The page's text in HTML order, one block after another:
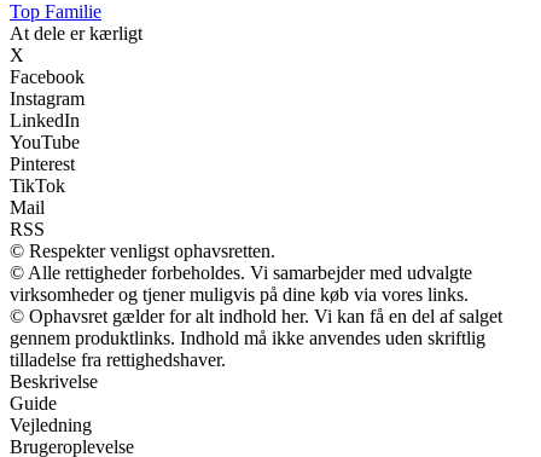
Top Familie
At dele er kærligt
X
Facebook
Instagram
LinkedIn
YouTube
Pinterest
TikTok
Mail
RSS
© Respekter venligst ophavsretten.
© Alle rettigheder forbeholdes. Vi samarbejder med udvalgte
virksomheder og tjener muligvis på dine køb via vores links.
© Ophavsret gælder for alt indhold her. Vi kan få en del af salget
gennem produktlinks. Indhold må ikke anvendes uden skriftlig
tilladelse fra rettighedshaver.
Beskrivelse
Guide
Vejledning
Brugeroplevelse